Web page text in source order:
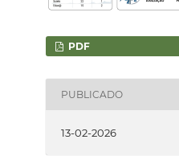
PDF
PUBLICADO
13-02-2026